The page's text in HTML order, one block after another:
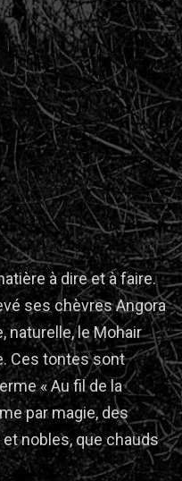
à dire et à faire.
ses chèvres Angora
naturelle, le Mohair
Ces tontes sont
« Au fil de la
par magie, des
nobles, que chauds